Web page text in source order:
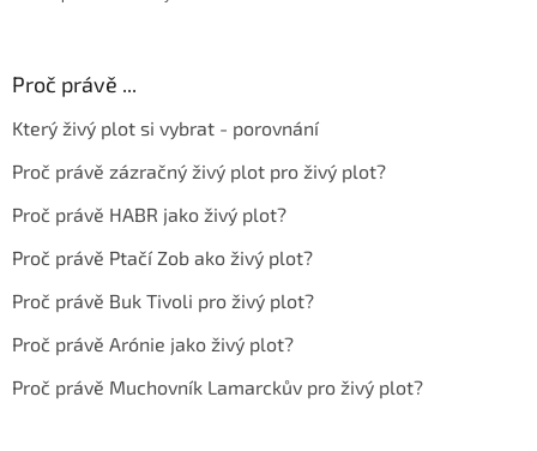
Proč právě ...
Který živý plot si vybrat - porovnání
Proč právě zázračný živý plot pro živý plot?
Proč právě HABR jako živý plot?
Proč právě Ptačí Zob ako živý plot?
Proč právě Buk Tivoli pro živý plot?
Proč právě Arónie jako živý plot?
Proč právě Muchovník Lamarckův pro živý plot?